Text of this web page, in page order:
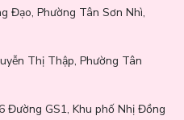
Đạo, Phường Tân Sơn Nhì,
Thị Thập, Phường Tân
Đường GS1, Khu phố Nhị Đồng